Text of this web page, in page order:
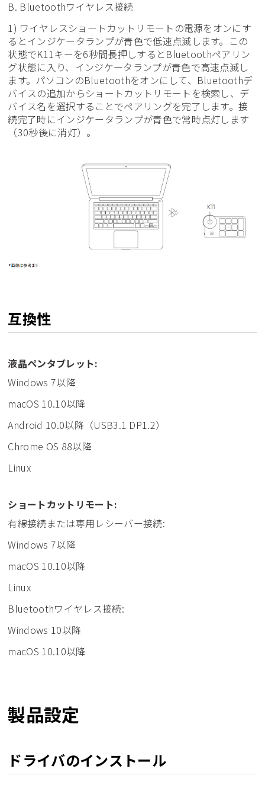
B. Bluetoothワイヤレス接続
1) ワイヤレスショートカットリモートの電源をオンにす
るとインジケータランプが青色で低速点滅します。この
状態でK11キーを6秒間長押しするとBluetoothペアリン
グ状態に入り、インジケータランプが青色で高速点滅し
ます。パソコンのBluetoothをオンにして、Bluetoothデ
バイスの追加からショートカットリモートを検索し、デ
バイス名を選択することでペアリングを完了します。接
続完了時にインジケータランプが青色で常時点灯します
（30秒後に消灯）。
互換性
液晶ペンタブレット:
Windows 7以降
macOS 10.10以降
Android 10.0以降（USB3.1 DP1.2）
Chrome OS 88以降
Linux
ショートカットリモート:
有線接続または専用レシーバー接続:
Windows 7以降
macOS 10.10以降
Linux
Bluetoothワイヤレス接続:
Windows 10以降
macOS 10.10以降
製品設定
ドライバのインストール